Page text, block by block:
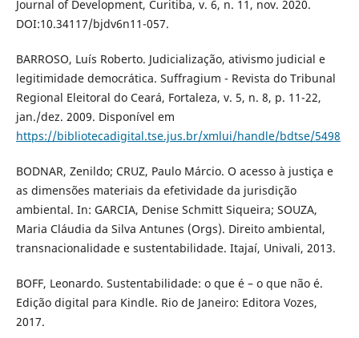
Journal of Development, Curitiba, v. 6, n. 11, nov. 2020.
DOI:10.34117/bjdv6n11-057.
BARROSO, Luís Roberto. Judicialização, ativismo judicial e
legitimidade democrática. Suffragium - Revista do Tribunal
Regional Eleitoral do Ceará, Fortaleza, v. 5, n. 8, p. 11-22,
jan./dez. 2009. Disponível em
https://bibliotecadigital.tse.jus.br/xmlui/handle/bdtse/5498
BODNAR, Zenildo; CRUZ, Paulo Márcio. O acesso à justiça e
as dimensões materiais da efetividade da jurisdição
ambiental. In: GARCIA, Denise Schmitt Siqueira; SOUZA,
Maria Cláudia da Silva Antunes (Orgs). Direito ambiental,
transnacionalidade e sustentabilidade. Itajaí, Univali, 2013.
BOFF, Leonardo. Sustentabilidade: o que é – o que não é.
Edição digital para Kindle. Rio de Janeiro: Editora Vozes,
2017.